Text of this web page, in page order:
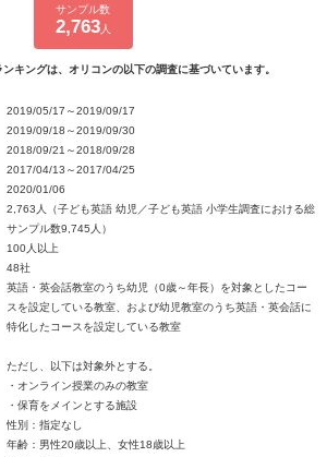
サンプル数
2,763人
キングは、オリコンの以下の調査に基づいています。
2019/05/17～2019/09/17
2019/09/18～2019/09/30
2018/09/21～2018/09/28
2017/04/13～2017/04/25
2020/01/06
2,763人（子ども英語 幼児／子ども英語 小学生調査における総
サンプル数9,745人）
100人以上
48社
英語・英会話教室のうち幼児（0歳～年長）を対象としたコー
スを設定している教室、および幼児教室のうち英語・英会話に
特化したコースを設定している教室
ただし、以下は対象外とする。
・オンライン授業のみの教室
・保育をメインとする施設
性別：指定なし
年齢：男性20歳以上、女性18歳以上